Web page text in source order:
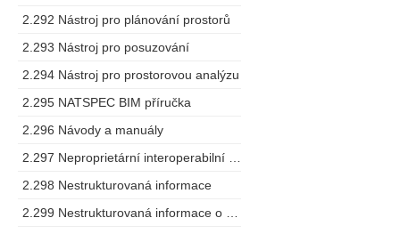
2.292 Nástroj pro plánování prostorů
2.293 Nástroj pro posuzování
2.294 Nástroj pro prostorovou analýzu
2.295 NATSPEC BIM příručka
2.296 Návody a manuály
2.298 Nestrukturovaná informace